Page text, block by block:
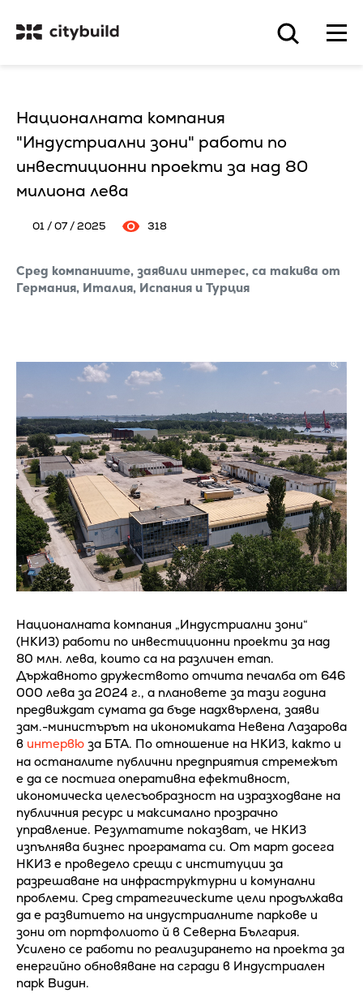
Националната компания
"Индустриални зони" работи по
инвестиционни проекти за над 80
милиона лева
01 / 07 / 2025 318
Сред компаниите, заявили интерес, са такива от
Германия, Италия, Испания и Турция
Националната компания „Индустриални зони“
(НКИЗ) работи по инвестиционни проекти за над
80 млн. лева, които са на различен етап.
Държавното дружеството отчита печалба от 646
000 лева за 2024 г., а плановете за тази година
предвиждат сумата да бъде надхвърлена, заяви
зам.-министърът на икономиката Невена Лазарова
в интервю за БТА. По отношение на НКИЗ, както и
на останалите публични предприятия стремежът
е да се постига оперативна ефективност,
икономическа целесъобразност на изразходване на
публичния ресурс и максимално прозрачно
управление. Резултатите показват, че НКИЗ
изпълнява бизнес програмата си. От март досега
НКИЗ е проведело срещи с институции за
разрешаване на инфраструктурни и комунални
проблеми. Сред стратегическите цели продължава
да е развитието на индустриалните паркове и
зони от портфолиото й в Северна България.
Усилено се работи по реализирането на проекта за
енергийно обновяване на сгради в Индустриален
парк Видин.